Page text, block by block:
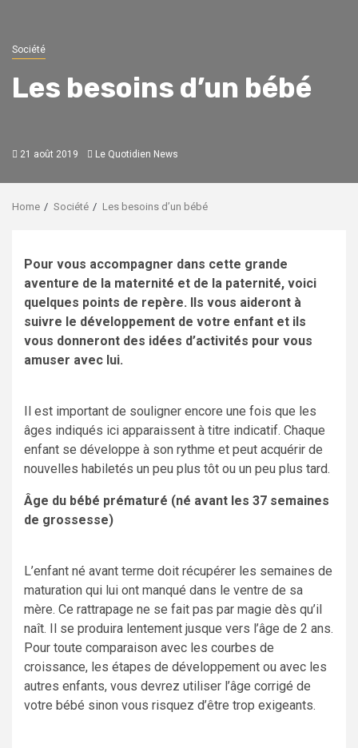
Société
Les besoins d’un bébé
21 août 2019 Le Quotidien News
Home Société Les besoins d’un bébé
Pour vous accompagner dans cette grande
aventure de la maternité et de la paternité, voici
quelques points de repère. Ils vous aideront à
suivre le développement de votre enfant et ils
vous donneront des idées d’activités pour vous
amuser avec lui.
Il est important de souligner encore une fois que les
âges indiqués ici apparaissent à titre indicatif. Chaque
enfant se développe à son rythme et peut acquérir de
nouvelles habiletés un peu plus tôt ou un peu plus tard.
Âge du bébé prématuré (né avant les 37 semaines
de grossesse)
L’enfant né avant terme doit récupérer les semaines de
maturation qui lui ont manqué dans le ventre de sa
mère. Ce rattrapage ne se fait pas par magie dès qu’il
naît. Il se produira lentement jusque vers l’âge de 2 ans.
Pour toute comparaison avec les courbes de
croissance, les étapes de développement ou avec les
autres enfants, vous devrez utiliser l’âge corrigé de
votre bébé sinon vous risquez d’être trop exigeants.